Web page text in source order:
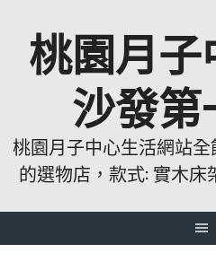
桃園月
沙發
桃園月子中心生活網站
的選物店，款式: 實木床